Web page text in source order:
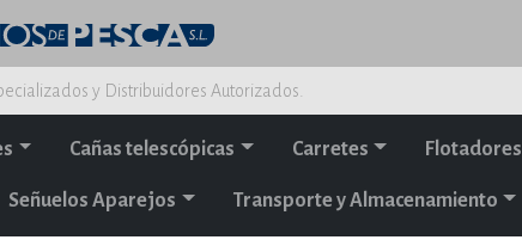
y Distribuidores Autorizados.
Cañas telescópicas Carretes Flotadores
Señuelos Aparejos Transporte y Almacenamiento